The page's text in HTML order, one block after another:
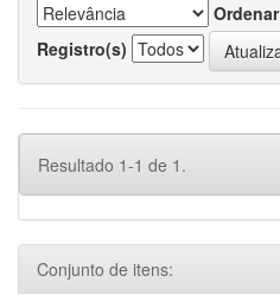
Ordenar
Registro(s)
Resultado 1-1 de 1.
Conjunto de itens: